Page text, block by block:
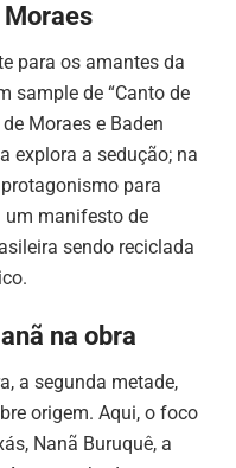
Moraes
para os amantes da
sample de “Canto de
Moraes e Baden
explora a sedução; na
para
manifesto de
sendo reciclada
na obra
a segunda metade,
origem. Aqui, o foco
Nanã Buruquê, a